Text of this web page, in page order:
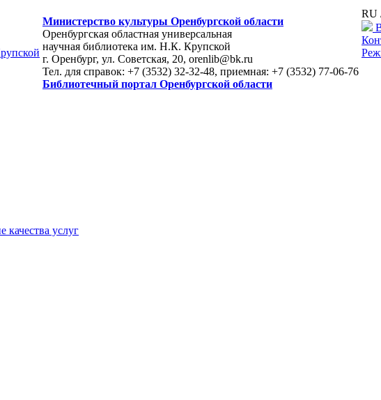
Министерство культуры Оренбургской области
Оренбургская областная универсальная
научная библиотека им. Н.К. Крупской
г. Оренбург, ул. Советская, 20, orenlib@bk.ru
Тел. для справок: +7 (3532) 32-32-48, приемная: +7 (3532) 77-06-76
Библиотечный портал Оренбургской области
RU
качества услуг